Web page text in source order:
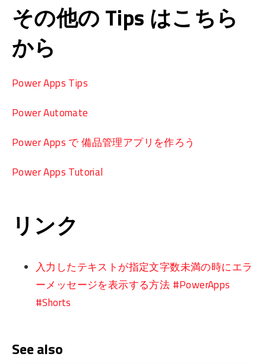
その他の Tips はこちら
から
Power Apps Tips
Power Automate
Power Apps で 備品管理アプリを作ろう
Power Apps Tutorial
リンク
入力したテキストが指定文字数未満の時にエラ
ーメッセージを表示する方法 #PowerApps
#Shorts
See also